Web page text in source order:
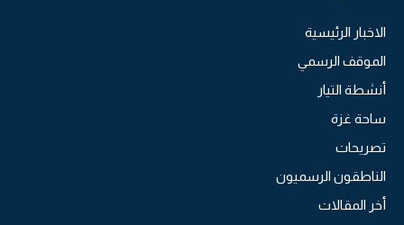
الاخبار الرئيسية
الموقف الرسمي
أنشطة التيار
ساحة غزة
تصريحات
الناطقون الرسميون
أخر المقالات